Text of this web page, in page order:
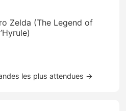
Zelda (The Legend of
les plus attendues →